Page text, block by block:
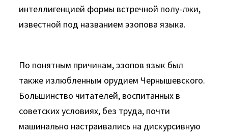
интеллигенцией формы встречной полу-лжи,
известной под названием эзопова языка.
По понятным причинам, эзопов язык был
также излюблен­ным орудием Чернышевского.
Большинство читателей, воспитанных в
советских условиях, без труда, почти
машинально на­страивались на дискурсивную